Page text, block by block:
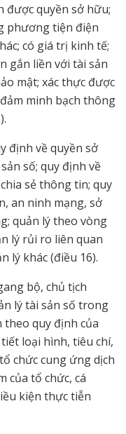
được quyền sở hữu;
phương tiện điện
có giá trị kinh tế;
gắn liền với tài sản
mật; xác thực được
minh bạch thông
định về quyền sở
số; quy định về
sẻ thông tin; quy
an ninh mạng, sở
quản lý theo vòng
lý rủi ro liên quan
lý khác (điều 16).
bộ, chủ tịch
lý tài sản số trong
quy định của
loại hình, tiêu chí,
chức cung ứng dịch
của tổ chức, cá
kiện thực tiễn